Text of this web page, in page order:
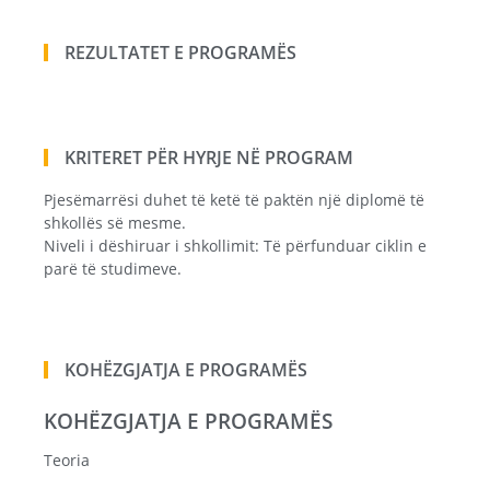
REZULTATET E PROGRAMËS
KRITERET PËR HYRJE NË PROGRAM
Pjesëmarrësi duhet të ketë të paktën një diplomë të
shkollës së mesme.
Niveli i dëshiruar i shkollimit: Të përfunduar ciklin e
parë të studimeve.
KOHËZGJATJA E PROGRAMËS
KOHËZGJATJA E PROGRAMËS
Teoria